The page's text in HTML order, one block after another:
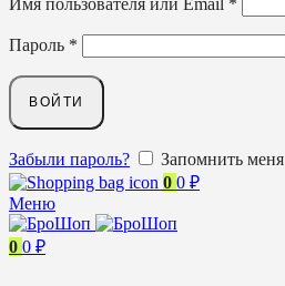
Имя пользователя или Email *
Пароль *
ВОЙТИ
Забыли пароль?
Запомнить меня
0 0 ₽
Меню
0 0 ₽